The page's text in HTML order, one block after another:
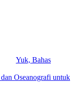
Yuk, Bahas
Oseanografi untuk